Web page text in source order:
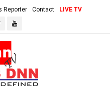
Reporter Contact LIVE TV